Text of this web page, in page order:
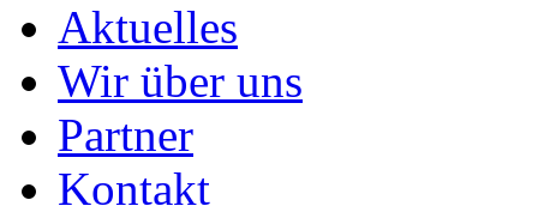
Aktuelles
Wir über uns
Partner
Kontakt